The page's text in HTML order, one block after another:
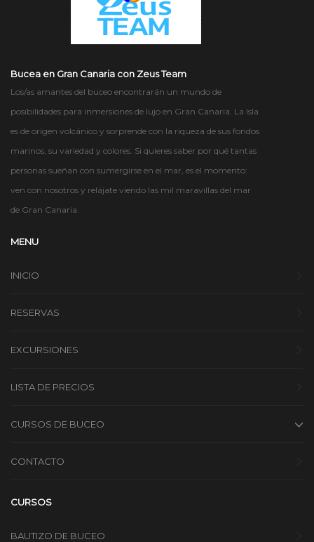
Bucea en Gran Canaria con Zeus Team
Los/as amantes del buceo encontrarán un mundo de
posibilidades para inmersiones de lujo en Gran Canaria. La Isla
es de origen volcánico y sorprende con la riqueza de sus fondos
marinos, su variedad y colores. Si quieres saber por qué tantas
personas sueñan con sumergirse en el mar, es el momento:
ven con nosotros y relájate viendo las mil maravillas del mar
de Gran Canaria.
MENU
INICIO
RESERVAS
EXCURSIONES
LISTA DE PRECIOS
CURSOS DE BUCEO
CONTACTO
CURSOS
BAUTIZO DE BUCEO